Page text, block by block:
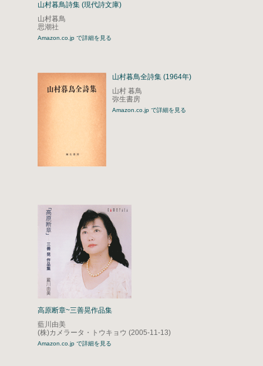
山村暮鳥詩集 (現代詩文庫)
山村暮鳥
思潮社
Amazon.co.jp で詳細を見る
山村暮鳥全詩集 (1964年)
山村 暮鳥
弥生書房
Amazon.co.jp で詳細を見る
高原断章~三善晃作品集
藍川由美
(株)カメラータ・トウキョウ (2005-11-13)
Amazon.co.jp で詳細を見る